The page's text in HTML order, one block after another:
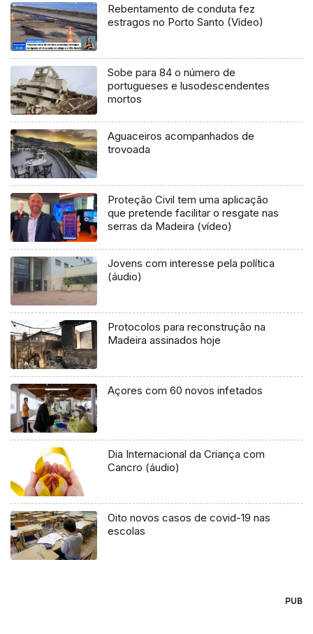
Rebentamento de conduta fez
estragos no Porto Santo (Vídeo)
Sobe para 84 o número de
portugueses e lusodescendentes
mortos
Aguaceiros acompanhados de
trovoada
Proteção Civil tem uma aplicação
que pretende facilitar o resgate nas
serras da Madeira (vídeo)
Jovens com interesse pela política
(áudio)
Protocolos para reconstrução na
Madeira assinados hoje
Açores com 60 novos infetados
Dia Internacional da Criança com
Cancro (áudio)
Oito novos casos de covid-19 nas
escolas
PUB